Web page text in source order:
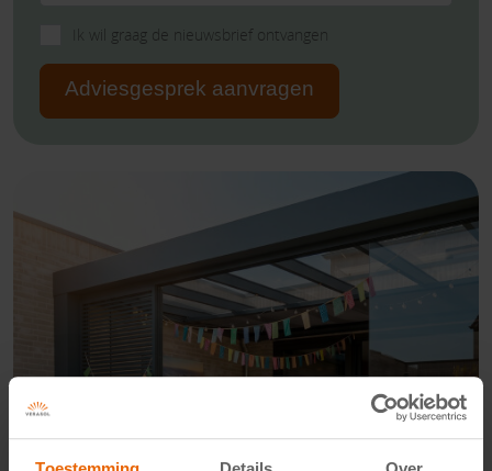
Ik wil graag de nieuwsbrief ontvangen
Adviesgesprek aanvragen